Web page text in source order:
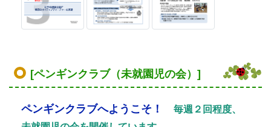
らせします。